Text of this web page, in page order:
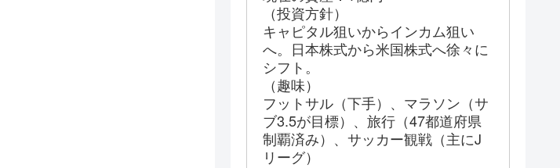
（投資方針）
キャピタル狙いからインカム狙い
へ。日本株式から米国株式へ徐々に
シフト。
（趣味）
フットサル（下手）、マラソン（サ
ブ3.5が目標）、旅行（47都道府県
制覇済み）、サッカー観戦（主にJ
リーグ）